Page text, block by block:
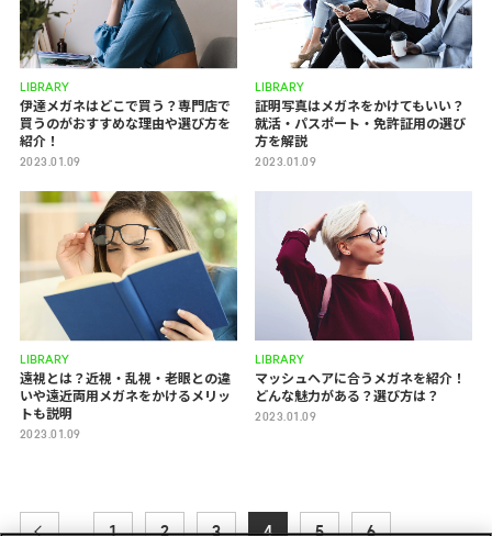
LIBRARY
伊達メガネはどこで買う？専門店で
買うのがおすすめな理由や選び方を
紹介！
2023.01.09
LIBRARY
証明写真はメガネをかけてもいい？
就活・パスポート・免許証用の選び
方を解説
2023.01.09
LIBRARY
遠視とは？近視・乱視・老眼との違
いや遠近両用メガネをかけるメリッ
トも説明
2023.01.09
LIBRARY
マッシュヘアに合うメガネを紹介！
どんな魅力がある？選び方は？
2023.01.09
1 2 3 4 5 6